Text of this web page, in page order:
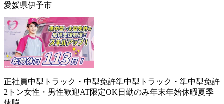
愛媛県伊予市
正社員中型トラック・中型免許準中型トラック・準中型免許
2トン女性・男性歓迎AT限定OK 日勤のみ年末年始休暇夏季
休暇